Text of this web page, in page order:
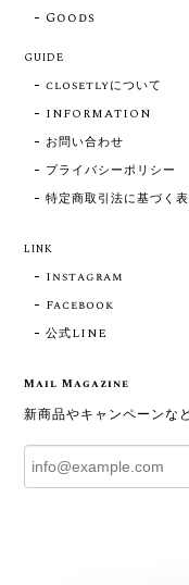
Goods
GUIDE
closetlyについて
INFORMATION
お問い合わせ
プライバシーポリシー
特定商取引法に基づく
LINK
Instagram
Facebook
公式LINE
Mail Magazine
新商品やキャンペーンな